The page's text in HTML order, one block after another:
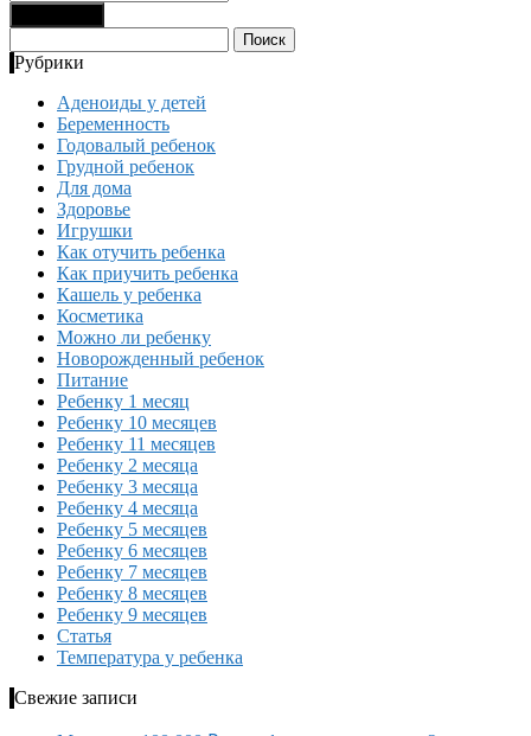
Рубрики
Аденоиды у детей
Беременность
Годовалый ребенок
Грудной ребенок
Для дома
Здоровье
Игрушки
Как отучить ребенка
Как приучить ребенка
Кашель у ребенка
Косметика
Можно ли ребенку
Новорожденный ребенок
Питание
Ребенку 1 месяц
Ребенку 10 месяцев
Ребенку 11 месяцев
Ребенку 2 месяца
Ребенку 3 месяца
Ребенку 4 месяца
Ребенку 5 месяцев
Ребенку 6 месяцев
Ребенку 7 месяцев
Ребенку 8 месяцев
Ребенку 9 месяцев
Статья
Температура у ребенка
Свежие записи